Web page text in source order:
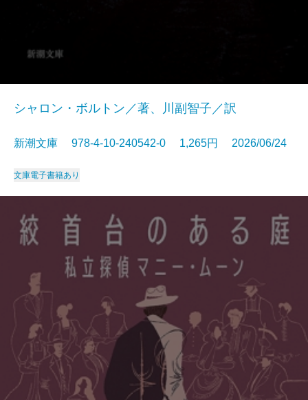
シャロン・ボルトン／著、川副智子／訳
新潮文庫 978-4-10-240542-0 1,265円 2026/06/24
文庫電子書籍あり